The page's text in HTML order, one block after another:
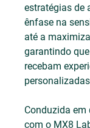
estratégias de
ênfase na
até a
garantindo
recebam
Conduzida em
com o MX8